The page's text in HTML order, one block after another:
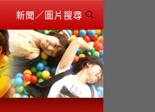
新聞／圖片搜尋